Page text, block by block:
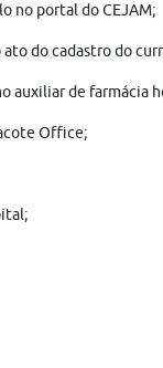
no portal do CEJAM;
do cadastro do
auxiliar de farmácia
Office;